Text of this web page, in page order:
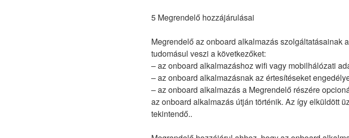
5 Megrendelő hozzájárulásai
Megrendelő az onboard alkalmazás szolgáltatásainak
tudomásul veszi a következőket:
– az onboard alkalmazáshoz wifi vagy mobilhálózati
– az onboard alkalmazásnak az értesítéseket
– az onboard alkalmazás a Megrendelő részére
az onboard alkalmazás útján történik. Az így elküldött
tekintendő..